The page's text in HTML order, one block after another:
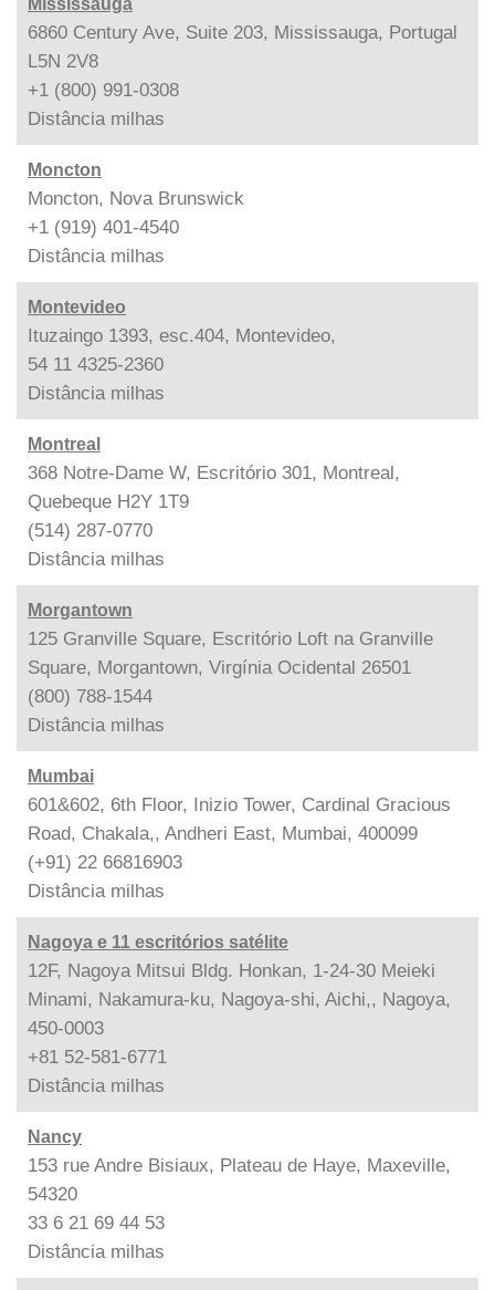
Mississauga
6860 Century Ave, Suite 203, Mississauga, Portugal
L5N 2V8
+1 (800) 991-0308
Distância milhas
Moncton
Moncton, Nova Brunswick
+1 (919) 401-4540
Distância milhas
Montevideo
Ituzaingo 1393, esc.404, Montevideo,
54 11 4325-2360
Distância milhas
Montreal
368 Notre-Dame W, Escritório 301, Montreal,
Quebeque H2Y 1T9
(514) 287-0770
Distância milhas
Morgantown
125 Granville Square, Escritório Loft na Granville
Square, Morgantown, Virgínia Ocidental 26501
(800) 788-1544
Distância milhas
Mumbai
601&602, 6th Floor, Inizio Tower, Cardinal Gracious
Road, Chakala,, Andheri East, Mumbai, 400099
(+91) 22 66816903
Distância milhas
Nagoya e 11 escritórios satélite
12F, Nagoya Mitsui Bldg. Honkan, 1-24-30 Meieki
Minami, Nakamura-ku, Nagoya-shi, Aichi,, Nagoya,
450-0003
+81 52-581-6771
Distância milhas
Nancy
153 rue Andre Bisiaux, Plateau de Haye, Maxeville,
54320
33 6 21 69 44 53
Distância milhas